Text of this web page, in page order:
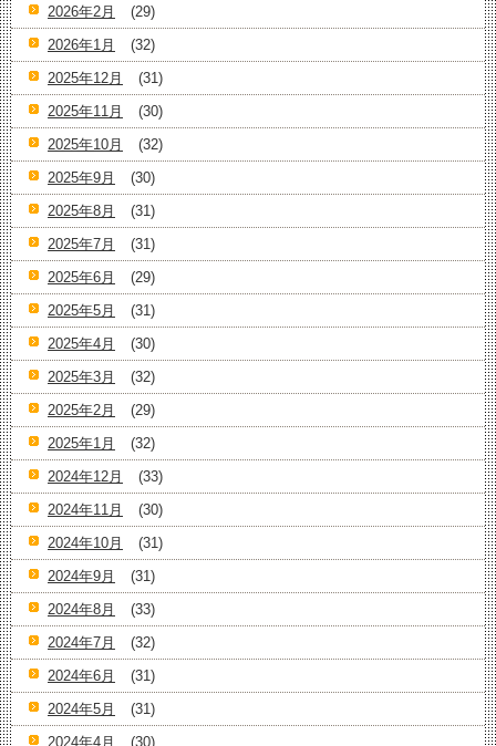
2026年2月
(29)
2026年1月
(32)
2025年12月
(31)
2025年11月
(30)
2025年10月
(32)
2025年9月
(30)
2025年8月
(31)
2025年7月
(31)
2025年6月
(29)
2025年5月
(31)
2025年4月
(30)
2025年3月
(32)
2025年2月
(29)
2025年1月
(32)
2024年12月
(33)
2024年11月
(30)
2024年10月
(31)
2024年9月
(31)
2024年8月
(33)
2024年7月
(32)
2024年6月
(31)
2024年5月
(31)
2024年4月
(30)